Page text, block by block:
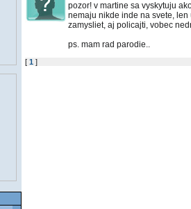
pozor! v martine sa vyskytuju
nemaju nikde inde na svete,
zamysliet, aj policajti, vobec
ps. mam rad parodie..
[ 1 ]